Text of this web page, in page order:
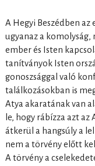
A Hegyi Beszédben
ugyanaz a
ember és Isten
tanítványok Isten
gonoszsággal való
találkozásokban is
Atya akaratának van
le, hogy rábízza azt
átkerül a hangsúly a
nem a törvény előtt
A törvény a